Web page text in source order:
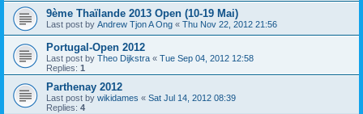
9ème Thaïlande 2013 Open (10-19 Mai)
Last post by Andrew Tjon A Ong « Thu Nov 22, 2012 21:56
Portugal-Open 2012
Last post by Theo Dijkstra « Tue Sep 04, 2012 12:58
Replies: 1
Parthenay 2012
Last post by wikidames « Sat Jul 14, 2012 08:39
Replies: 4